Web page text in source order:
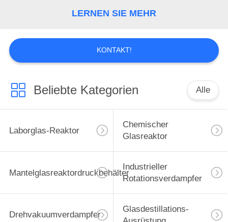
MIT
UNS
IN
VERBINDUNG
NACHRICHTEN
SIE
EIN
ZITAT
LERNEN SIE MEHR
KONTAKT!
Beliebte Kategorien Alle
Laborglas-Reaktor
Chemischer
Glasreaktor
Mantelglasreaktordruckbehälter
Industrieller
Rotationsverdampfer
Drehvakuumverdampfer
Glasdestillations-